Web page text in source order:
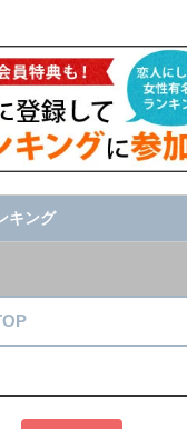
キング